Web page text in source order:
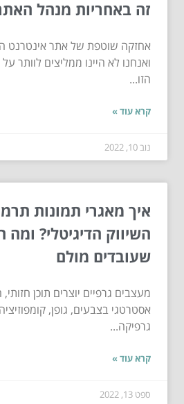
זה באחריות מנהל
אחזקה שוטפת של אתר אינטרנט
ואנחנו לא היינו ממליצים לוותר
הזו...
קרא עוד »
נוב 10, 2022
איך מאגרי תמונות
השיווק הדיגיטלי?
שעובדים מולם
מעצבים גרפיים יוצרים תוכן
אסטרטגי בצבעים, גופן,
גרפיקה...
קרא עוד »
ספט 13, 2022